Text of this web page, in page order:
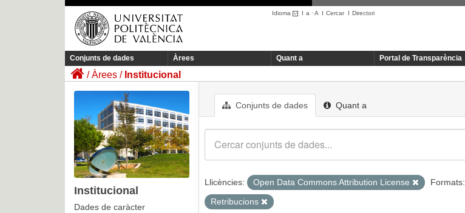
Idioma I a ·A I CercarI Directori
Conjunts de dades Àrees Quant a Portal de Transparència
Àrees Institucional
Conjunts de dades Quant a
Llicències: Open Data Commons Attribution License Formats:
Retribucions
Institucional
Dades de caràcter